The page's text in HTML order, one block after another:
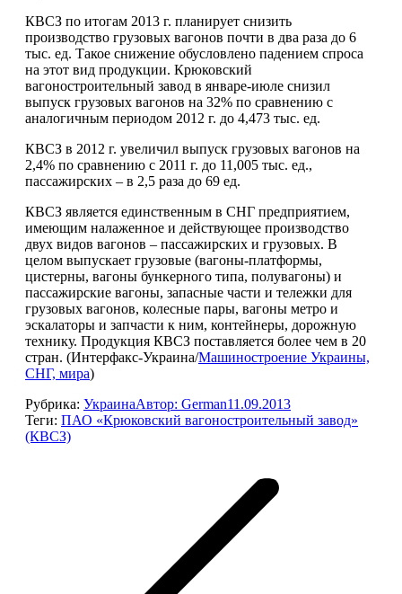
КВСЗ по итогам 2013 г. планирует снизить
производство грузовых вагонов почти в два раза до 6
тыс. ед. Такое снижение обусловлено падением спроса
на этот вид продукции. Крюковский
вагоностроительный завод в январе-июле снизил
выпуск грузовых вагонов на 32% по сравнению с
аналогичным периодом 2012 г. до 4,473 тыс. ед.
КВСЗ в 2012 г. увеличил выпуск грузовых вагонов на
2,4% по сравнению с 2011 г. до 11,005 тыс. ед.,
пассажирских – в 2,5 раза до 69 ед.
КВСЗ является единственным в СНГ предприятием,
имеющим налаженное и действующее производство
двух видов вагонов – пассажирских и грузовых. В
целом выпускает грузовые (вагоны-платформы,
цистерны, вагоны бункерного типа, полувагоны) и
пассажирские вагоны, запасные части и тележки для
грузовых вагонов, колесные пары, вагоны метро и
эскалаторы и запчасти к ним, контейнеры, дорожную
технику. Продукция КВСЗ поставляется более чем в 20
стран. (Интерфакс-Украина/Машиностроение Украины,
СНГ, мира)
Рубрика: УкраинаАвтор: German11.09.2013
Теги: ПАО «Крюковский вагоностроительный завод»
(КВСЗ)